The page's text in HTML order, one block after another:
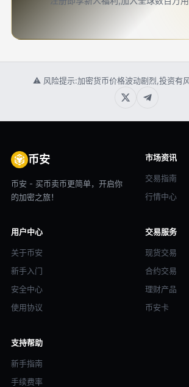
⚠ 风险提示:加密货币价格波动剧烈,投资有
币安
币安 - 买币卖币更简单，开启你
的加密之旅！
市场资讯
交易指南
行情中心
用户中心
关于币安
新手入门
安全中心
使用协议
交易服务
现货交易
合约交易
理财产品
币安卡
支持帮助
新手指南
手续费率